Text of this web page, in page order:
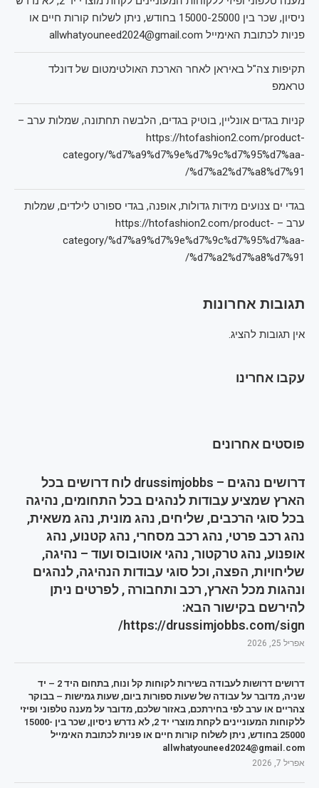
ניסיון, שכר בין 15000-25000 בחודש, ניתן לשלוח קורות חיים או
פניות לכתובת האימייל allwhatyouneed2024@gmail.com
תקיפות צה"ל באיראן לאחר הארכת האולטימטום של דונלד
טראמפ
קניות בגדים אונליין, בוטיק בגדים, הלבשה תחתונה, שמלות ערב –
https://htofashion2.com/product-
category/%d7%a9%d7%9e%d7%9c%d7%95%d7%aa-
%d7%a2%d7%a8%d7%91/
בגדי ים צנועים מידות גדולות, אופנה, בגדי ספורט לילדים, שמלות
ערב – https://htofashion2.com/product-
category/%d7%a9%d7%9e%d7%9c%d7%95%d7%aa-
%d7%a2%d7%a8%d7%91/
תגובות אחרונות
אין תגובות להציג.
עקבו אחרינו
פוסטים אחרונים
דרושים נהגים – drussimjobbs לוח דרושים בכל
הארץ שמציע עבודות לנהגים בכל התחומים, נהיגה
בכל סוגי הרכבים, שליחים, נהג מונית, נהג משאית,
נהג רכב פרטי, נהג רכב מסחרי, נהג קטנוע, נהג
אופנוע, נהג טרקטור, נהגי אוטובוס ועוד – נהיגה,
שליחויות, הפצה, וכל סוגי עבודות הנהיגה, לנהגים
ונהגות מכל הארץ, רכב ותחבורה , לפרטים ניתן
להירשם בקישור הבא:
https://drussimjobbs.com/sign/
אפריל 25, 2026
דרושים דרושות לעבודה בשירות לקוחות קל ונוח, בתחום היד 2 – יד
שניה, מדובר על עבודה של שעות ספורות ביום, שעות גמישות – בבוקר
צהריים או ערב לפי בחירתכם, באזור שלכם, מדובר על מענה טלפוני ופיזי
ללקוחות המעוניינים לקחת מוצרי יד 2, לא נדרש ניסיון, שכר בין 15000-
25000 בחודש, ניתן לשלוח קורות חיים או פניות לכתובת האימייל
allwhatyouneed2024@gmail.com
אפריל 7, 2026